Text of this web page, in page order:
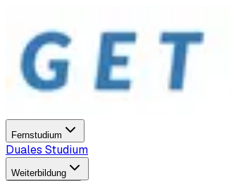
Fernstudium
Duales Studium
Weiterbildung